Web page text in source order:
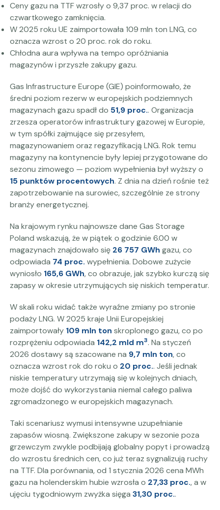
Ceny gazu na TTF wzrosły o 9,37 proc. w relacji do
czwartkowego zamknięcia.
W 2025 roku UE zaimportowała 109 mln ton LNG, co
oznacza wzrost o 20 proc. rok do roku.
Chłodna aura wpływa na tempo opróżniania
magazynów i przyszłe zakupy gazu.
Gas Infrastructure Europe (GIE) poinformowało, że
średni poziom rezerw w europejskich podziemnych
magazynach gazu spadł do 51,9 proc.. Organizacja
zrzesza operatorów infrastruktury gazowej w Europie,
w tym spółki zajmujące się przesyłem,
magazynowaniem oraz regazyfikacją LNG. Rok temu
magazyny na kontynencie były lepiej przygotowane do
sezonu zimowego — poziom wypełnienia był wyższy o
15 punktów procentowych. Z dnia na dzień rośnie też
zapotrzebowanie na surowiec, szczególnie ze strony
branży energetycznej.
Na krajowym rynku najnowsze dane Gas Storage
Poland wskazują, że w piątek o godzinie 6.00 w
magazynach znajdowało się 26 757 GWh gazu, co
odpowiada 74 proc. wypełnienia. Dobowe zużycie
wyniosło 165,6 GWh, co obrazuje, jak szybko kurczą się
zapasy w okresie utrzymujących się niskich temperatur.
W skali roku widać także wyraźne zmiany po stronie
podaży LNG. W 2025 kraje Unii Europejskiej
zaimportowały 109 mln ton skroplonego gazu, co po
rozprężeniu odpowiada 142,2 mld m3. Na styczeń
2026 dostawy są szacowane na 9,7 mln ton, co
oznacza wzrost rok do roku o 20 proc.. Jeśli jednak
niskie temperatury utrzymają się w kolejnych dniach,
może dojść do wykorzystania niemal całego paliwa
zgromadzonego w europejskich magazynach.
Taki scenariusz wymusi intensywne uzupełnianie
zapasów wiosną. Zwiększone zakupy w sezonie poza
grzewczym zwykle podbijają globalny popyt i prowadzą
do wzrostu średnich cen, co już teraz sygnalizują ruchy
na TTF. Dla porównania, od 1 stycznia 2026 cena MWh
gazu na holenderskim hubie wzrosła o 27,33 proc., a w
ujęciu tygodniowym zwyżka sięga 31,30 proc..